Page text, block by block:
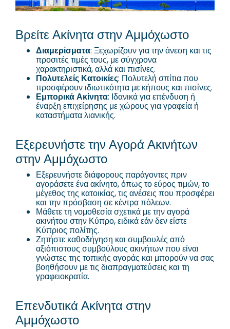
Βρείτε Ακίνητα στην Αμμόχωστο
Διαμερίσματα: Ξεχωρίζουν για την άνεση και τις
προσιτές τιμές τους, με σύγχρονα
χαρακτηριστικά, αλλά και πισίνες.
Πολυτελείς Κατοικίες: Πολυτελή σπίτια που
προσφέρουν ιδιωτικότητα με κήπους και πισίνες.
Εμπορικά Ακίνητα: Ιδανικά για επένδυση ή
έναρξη επιχείρησης με χώρους για γραφεία ή
καταστήματα λιανικής.
Εξερευνήστε την Αγορά Ακινήτων
στην Αμμόχωστο
Εξερευνήστε διάφορους παράγοντες πριν
αγοράσετε ένα ακίνητο, όπως το εύρος τιμών, το
μέγεθος της κατοικίας, τις ανέσεις που προσφέρει
και την πρόσβαση σε κέντρα πόλεων.
Μάθετε τη νομοθεσία σχετικά με την αγορά
ακινήτου στην Κύπρο, ειδικά εάν δεν είστε
Κύπριος πολίτης.
Ζητήστε καθοδήγηση και συμβουλές από
αξιόπιστους συμβούλους ακινήτων που είναι
γνώστες της τοπικής αγοράς και μπορούν να σας
βοηθήσουν με τις διαπραγματεύσεις και τη
γραφειοκρατία.
Επενδυτικά Ακίνητα στην
Αμμόχωστο